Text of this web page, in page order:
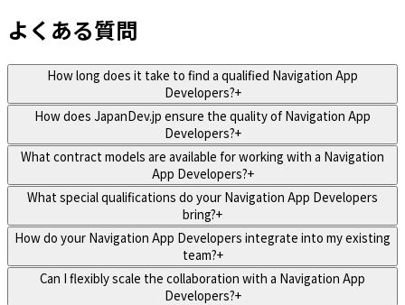
よくある質問
How long does it take to find a qualified Navigation App
Developers?+
How does JapanDev.jp ensure the quality of Navigation App
Developers?+
What contract models are available for working with a Navigation
App Developers?+
What special qualifications do your Navigation App Developers
bring?+
How do your Navigation App Developers integrate into my existing
team?+
Can I flexibly scale the collaboration with a Navigation App
Developers?+